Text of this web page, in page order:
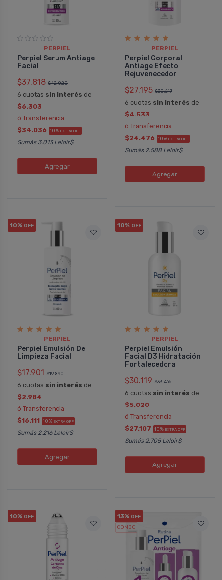
PERPIEL
Perpiel Serum Antiage
Facial
$37.818 $42.020
6 cuotas sin interés de
$6.303
ó Transferencia
$34.036 10% EXTRA OFF
Sumás 3.013 Leloir$
Agregar
PERPIEL
Perpiel Corporal
Antiage Efecto
Rejuvenecedor
$27.195 $30.217
6 cuotas sin interés de
$4.533
ó Transferencia
$24.476 10% EXTRA OFF
Sumás 2.588 Leloir$
Agregar
10% OFF
PERPIEL
Perpiel Emulsión De
Limpieza Facial
$17.901 $19.890
6 cuotas sin interés de
$2.984
ó Transferencia
$16.111 10% EXTRA OFF
Sumás 2.216 Leloir$
Agregar
10% OFF
PERPIEL
Perpiel Emulsión
Facial D3 Hidratación
Fortalecedora
$30.119 $33.466
6 cuotas sin interés de
$5.020
ó Transferencia
$27.107 10% EXTRA OFF
Sumás 2.705 Leloir$
Agregar
10% OFF 13% OFF
COMBO